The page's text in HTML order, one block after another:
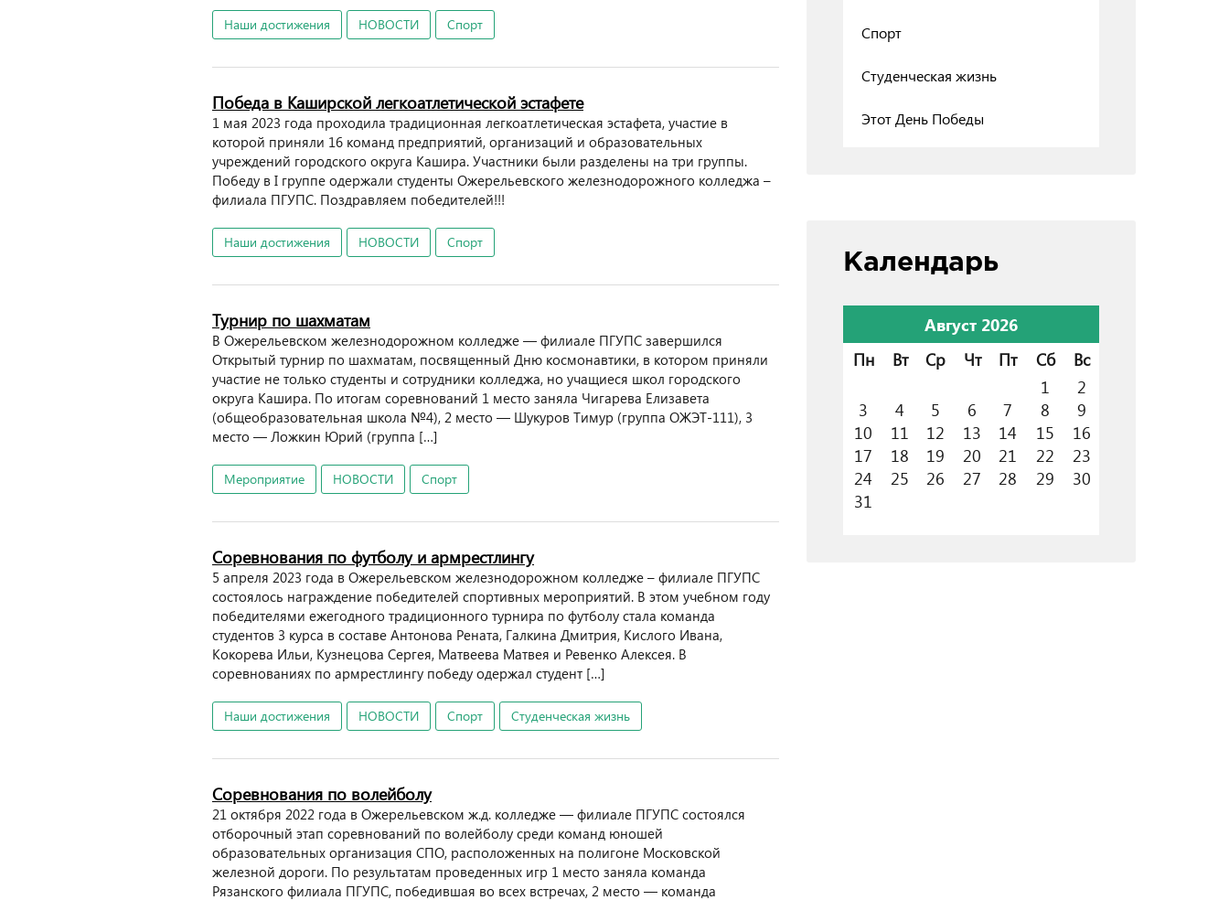
Наши достижения НОВОСТИ Спорт
Победа в Каширской легкоатлетической эстафете
1 мая 2023 года проходила традиционная легкоатлетическая эстафета, участие в
которой приняли 16 команд предприятий, организаций и образовательных
учреждений городского округа Кашира. Участники были разделены на три группы.
Победу в I группе одержали студенты Ожерельевского железнодорожного колледжа –
филиала ПГУПС. Поздравляем победителей!!!
Наши достижения НОВОСТИ Спорт
Турнир по шахматам
В Ожерельевском железнодорожном колледже — филиале ПГУПС завершился
Открытый турнир по шахматам, посвященный Дню космонавтики, в котором приняли
участие не только студенты и сотрудники колледжа, но учащиеся школ городского
округа Кашира. По итогам соревнований 1 место заняла Чигарева Елизавета
(общеобразовательная школа №4), 2 место — Шукуров Тимур (группа ОЖЭТ-111), 3
место — Ложкин Юрий (группа […]
Мероприятие НОВОСТИ Спорт
Соревнования по футболу и армрестлингу
5 апреля 2023 года в Ожерельевском железнодорожном колледже – филиале ПГУПС
состоялось награждение победителей спортивных мероприятий. В этом учебном году
победителями ежегодного традиционного турнира по футболу стала команда
студентов 3 курса в составе Антонова Рената, Галкина Дмитрия, Кислого Ивана,
Кокорева Ильи, Кузнецова Сергея, Матвеева Матвея и Ревенко Алексея. В
соревнованиях по армрестлингу победу одержал студент […]
Наши достижения НОВОСТИ Спорт Студенческая жизнь
Соревнования по волейболу
21 октября 2022 года в Ожерельевском ж.д. колледже — филиале ПГУПС состоялся
отборочный этап соревнований по волейболу среди команд юношей
образовательных организация СПО, расположенных на полигоне Московской
железной дороги. По результатам проведенных игр 1 место заняла команда
Рязанского филиала ПГУПС, победившая во всех встречах, 2 место — команда
Спорт
Студенческая жизнь
Этот День Победы
Календарь
Август 2026
Пн
Вт Ср Чт Пт Сб
Вс
1
2
3
4 5 6 7 8
9
10
11 12 13 14 15
16
17
18 19 20 21 22
23
24
25 26 27 28 29
30
31